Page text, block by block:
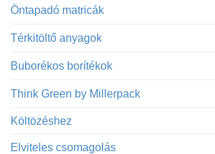
Öntapadó matricák
Térkitöltő anyagok
Buborékos borítékok
Think Green by Millerpack
Költözéshez
Elviteles csomagolás